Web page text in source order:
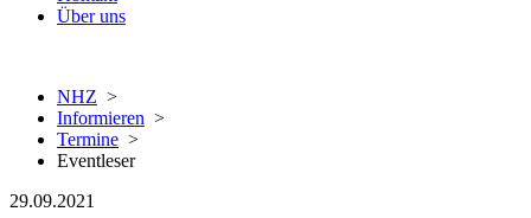
Über uns
NHZ >
Informieren >
Termine >
Eventleser
29.09.2021